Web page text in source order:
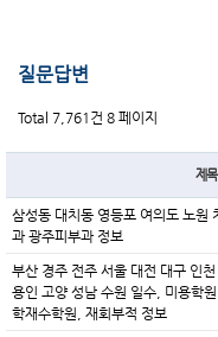
질문답변
Total 7,761건 8 페이지
제목
삼성동 대치동 영등포 여의도 노원
과 광주피부과 정보
부산 경주 전주 서울 대전 대구 인
용인 고양 성남 수원 일수, 미용학
학재수학원, 재회부적 정보